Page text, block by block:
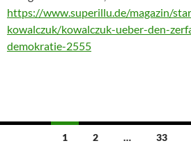
https://www.superillu.de/magazin/
kowalczuk/kowalczuk-ueber-den-
demokratie-2555
Beitragsnavigation
1 2 … 33